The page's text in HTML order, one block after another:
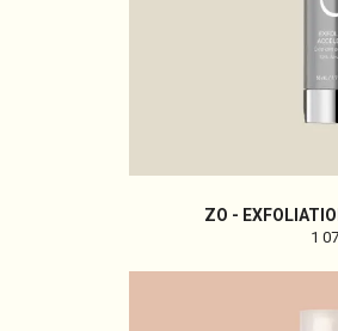
ZO -
1